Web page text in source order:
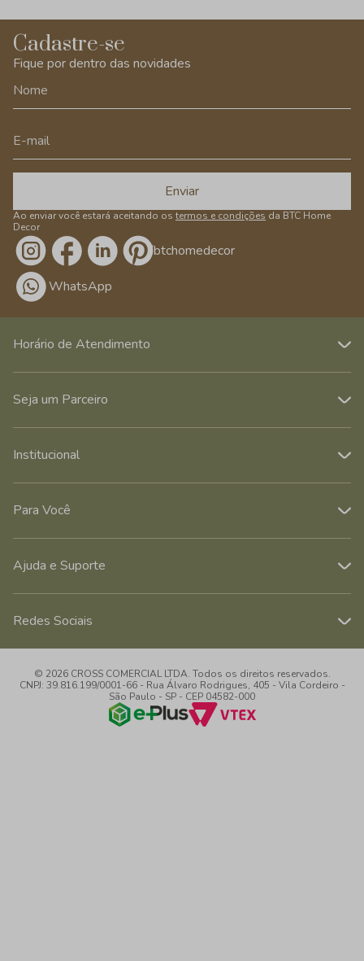
Cadastre-se
Fique por dentro das novidades
Enviar
Ao enviar você estará aceitando os termos e condições da BTC Home
Decor
/btchomedecor
WhatsApp
Horário de Atendimento
Seja um Parceiro
Institucional
Para Você
Ajuda e Suporte
Redes Sociais
© 2026 CROSS COMERCIAL LTDA. Todos os direitos reservados.
CNPJ: 39.816.199/0001-66 - Rua Álvaro Rodrigues, 405 - Vila Cordeiro -
São Paulo - SP - CEP 04582-000